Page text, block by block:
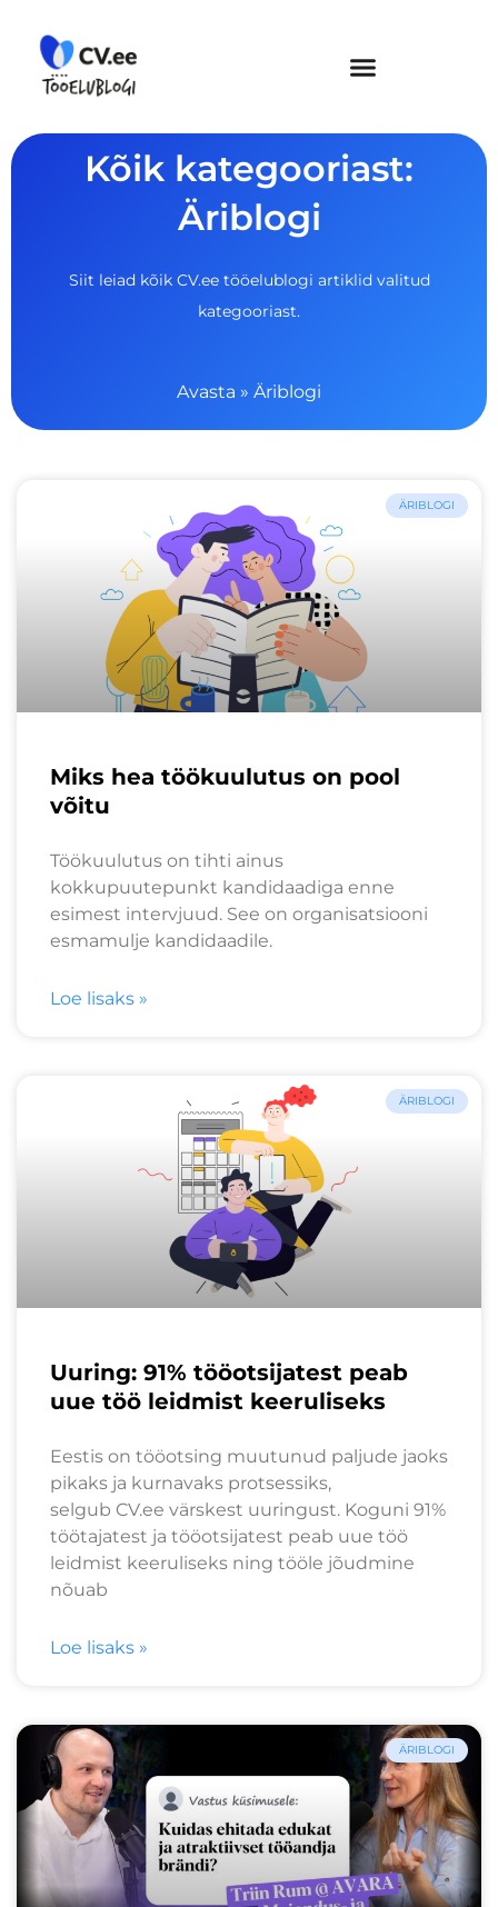
content
Kõik kategooriast:
Äriblogi
Siit leiad kõik CV.ee tööelublogi artiklid valitud
kategooriast.
Avasta » Äriblogi
ÄRIBLOGI
Miks hea töökuulutus on pool
võitu
Töökuulutus on tihti ainus
kokkupuutepunkt kandidaadiga enne
esimest intervjuud. See on organisatsiooni
esmamulje kandidaadile.
Loe lisaks »
ÄRIBLOGI
Uuring: 91% tööotsijatest peab
uue töö leidmist keeruliseks
Eestis on tööotsing muutunud paljude jaoks
pikaks ja kurnavaks protsessiks,
selgub CV.ee värskest uuringust. Koguni 91%
töötajatest ja tööotsijatest peab uue töö
leidmist keeruliseks ning tööle jõudmine
nõuab
Loe lisaks »
ÄRIBLOGI